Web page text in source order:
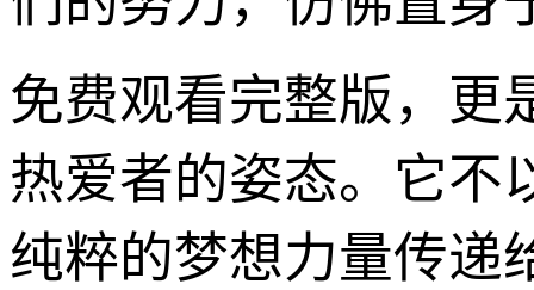
免费观看完整版，更
热爱者的姿态。它不
纯粹的梦想力量传递